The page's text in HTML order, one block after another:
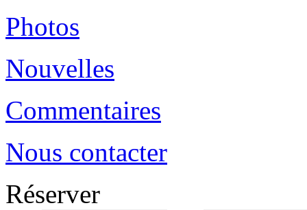
Photos
Nouvelles
Commentaires
Nous contacter
Réserver